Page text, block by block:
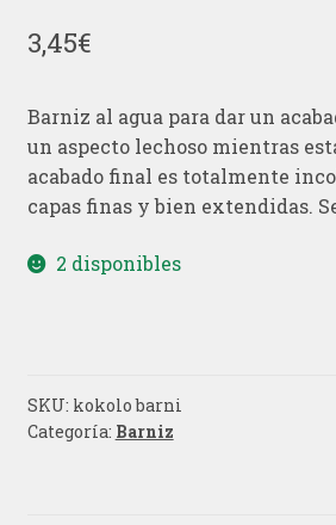
3,45€
Barniz al agua para dar un
un aspecto lechoso mientras
acabado final es totalmente
capas finas y bien extendidas.
2 disponibles
SKU: kokolo barni
Categoría: Barniz